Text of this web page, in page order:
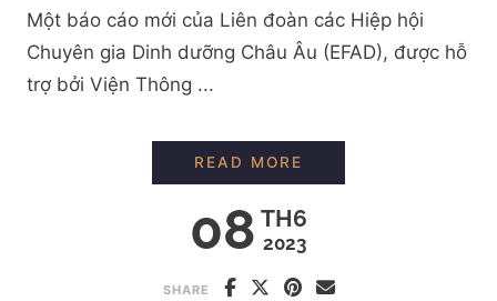
Một báo cáo mới của Liên đoàn các Hiệp hội
Chuyên gia Dinh dưỡng Châu Âu (EFAD), được hỗ
trợ bởi Viện Thông ...
08 TH6
2023
READ MORE
SHARE